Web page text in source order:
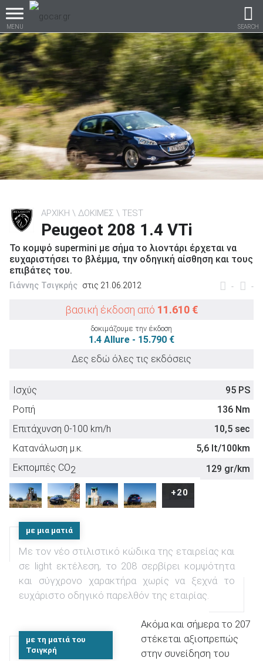
MENU SEARCH
Βρες τα πάντα για το
αυτοκίνητο!
βρες το!
Καινούρια
Μεταχειρισμένα
ΑΝΑΖΗΤΗΣΗ
Επιχειρήσεις
ΑΝΑΖΗΤΗΣΗ
ΑΡΧΙΚΗ ΔΟΚΙΜΕΣ TEST
Peugeot 208 1.4 VTi
Το κομψό supermini με σήμα το λιοντάρι έρχεται να
ευχαριστήσει το βλέμμα, την οδηγική αίσθηση και τους
επιβάτες του.
- -
Γιάννης Τσιγκρής στις 21.06.2012
βασική έκδοση από 11.610 €
δοκιμάζουμε την έκδοση
1.4 Allure - 15.790 €
Δες εδώ όλες τις εκδόσεις
Ισχύς
95 PS
Ροπή
136 Nm
Επιτάχυνση 0-100 km/h
10,5 sec
Κατανάλωση μ.κ.
5,6 lt/100km
Εκπομπές CO2
129 gr/km
Euro NCAP
+20
με μια ματιά
Με τον νέο στιλιστικό κώδικα της εταιρείας και
σε light εκτέλεση, το 208 σερβίρει κομψότητα
και σύγχρονο χαρακτήρα χωρίς να ξεχνά το
ευχάριστο οδηγικό παρελθόν της εταιρίας.
με τη ματιά του
Τσιγκρή
Ακόμα και σήμερα το 207
στέκεται αξιοπρεπώς
στην συνείδηση του